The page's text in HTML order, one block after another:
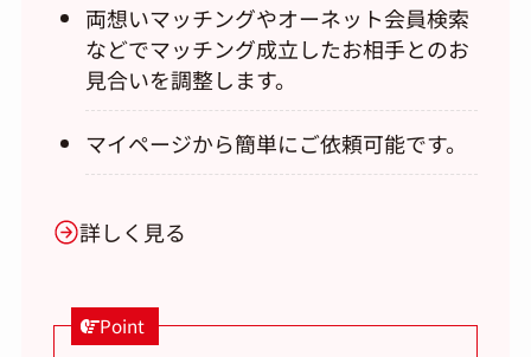
両想いマッチングやオーネット会員検索
などでマッチング成立したお相手とのお
見合いを調整します。
マイページから簡単にご依頼可能です。
詳しく見る
Point